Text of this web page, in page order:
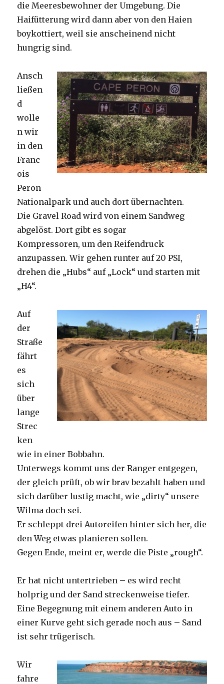
die Meeresbewohner der Umgebung. Die
Haifütterung wird dann aber von den Haien
boykottiert, weil sie anscheinend nicht
hungrig sind.
Ansch
ließen
d
wolle
n wir
in den
Franc
ois
Peron
Nationalpark und auch dort übernachten.
Die Gravel Road wird von einem Sandweg
abgelöst. Dort gibt es sogar
Kompressoren, um den Reifendruck
anzupassen. Wir gehen runter auf 20 PSI,
drehen die „Hubs“ auf „Lock“ und starten mit
„H4“.
Auf
der
Straße
fährt
es
sich
über
lange
Strec
ken
wie in einer Bobbahn.
Unterwegs kommt uns der Ranger entgegen,
der gleich prüft, ob wir brav bezahlt haben und
sich darüber lustig macht, wie „dirty“ unsere
Wilma doch sei.
Er schleppt drei Autoreifen hinter sich her, die
den Weg etwas planieren sollen.
Gegen Ende, meint er, werde die Piste „rough“.
Er hat nicht untertrieben – es wird recht
holprig und der Sand streckenweise tiefer.
Eine Begegnung mit einem anderen Auto in
einer Kurve geht sich gerade noch aus – Sand
ist sehr trügerisch.
Wir
fahre